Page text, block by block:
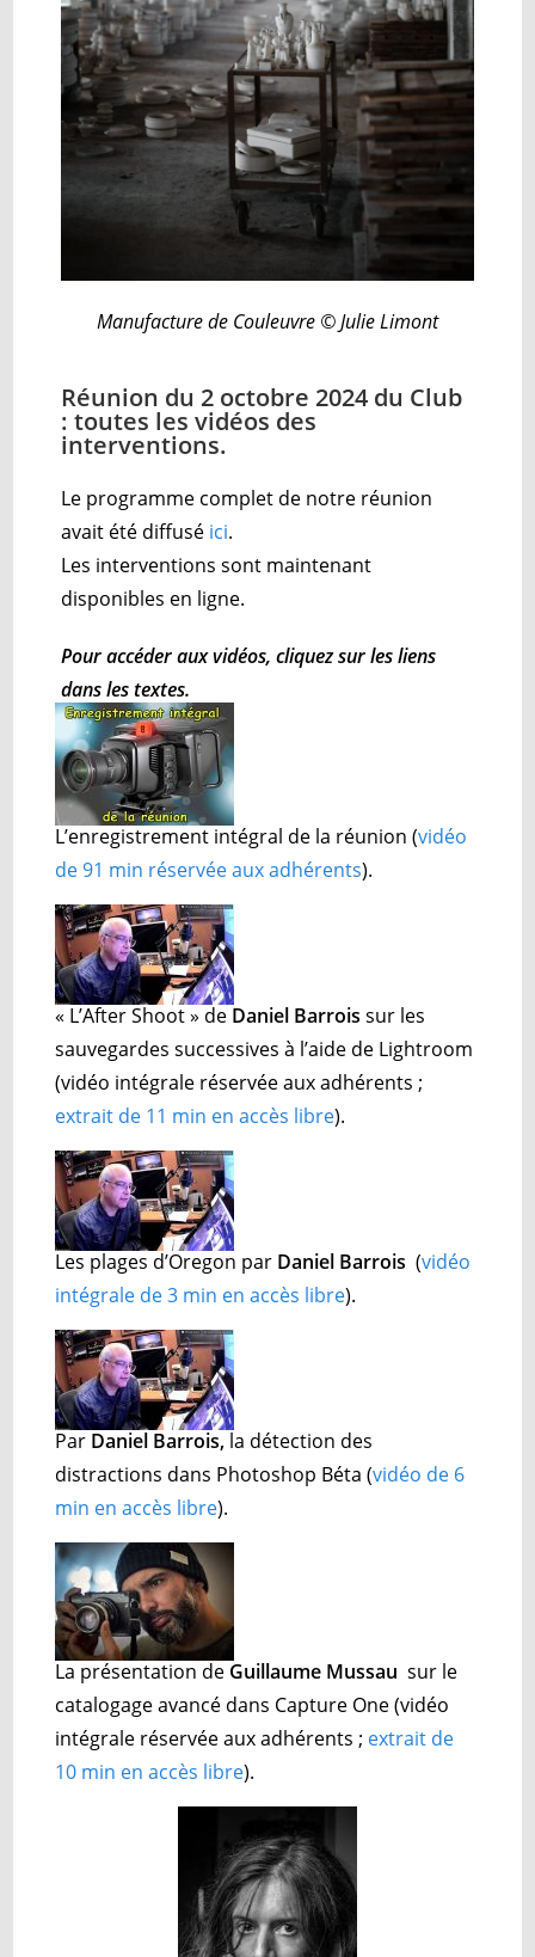
Manufacture de Couleuvre © Julie Limont
Réunion du 2 octobre 2024 du Club
: toutes les vidéos des
interventions.
Le programme complet de notre réunion
avait été diffusé ici.
Les interventions sont maintenant
disponibles en ligne.
Pour accéder aux vidéos, cliquez sur les liens
dans les textes.
L’enregistrement intégral de la réunion(vidéo
de 91 min réservée aux adhérents).
« L’After Shoot » de Daniel Barrois sur les
sauvegardes successives à l’aide de Lightroom
(vidéo intégrale réservée aux adhérents ;
extrait de 11 min en accès libre).
Les plages d’Oregon par Daniel Barrois (vidéo
intégrale de 3 min en accès libre).
Par Daniel Barrois, la détection des
distractions dans Photoshop Béta (vidéo de 6
min en accès libre).
La présentation de Guillaume Mussau sur le
catalogage avancé dans Capture One (vidéo
intégrale réservée aux adhérents ; extrait de
10 min en accès libre).